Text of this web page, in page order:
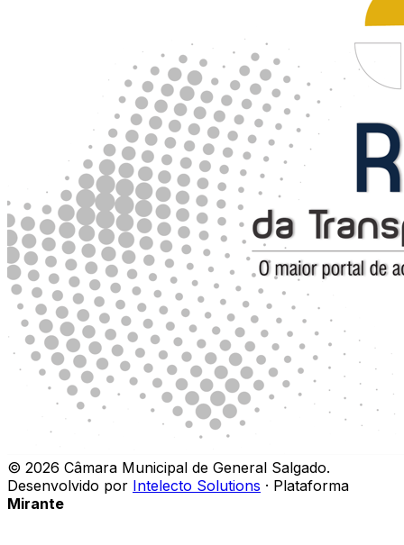
© 2026 Câmara Municipal de General Salgado.
Desenvolvido por Intelecto Solutions · Plataforma
Mirante